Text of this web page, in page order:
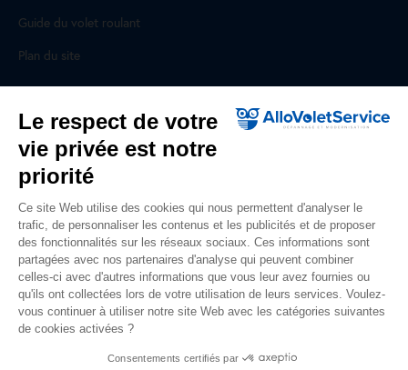
Guide du volet roulant
Plan du site
Pour les professionnels
Professionnels, des prestations ad hoc
Rejoignez un réseau national, nous recrutons !
Liens utiles
Mentions légales
Données personnelles
Le respect de votre
vie privée est notre
priorité
Ce site Web utilise des cookies qui nous permettent d'analyser le
trafic, de personnaliser les contenus et les publicités et de proposer
des fonctionnalités sur les réseaux sociaux. Ces informations sont
partagées avec nos partenaires d'analyse qui peuvent combiner
celles-ci avec d'autres informations que vous leur avez fournies ou
qu'ils ont collectées lors de votre utilisation de leurs services. Voulez-
vous continuer à utiliser notre site Web avec les catégories suivantes
de cookies activées ?
Consentements certifiés par